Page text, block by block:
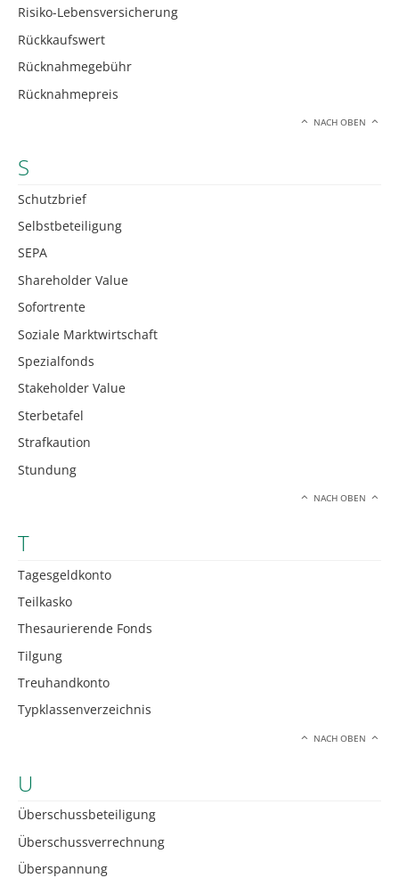
Risiko-Lebensversicherung
Rückkaufswert
Rücknahmegebühr
Rücknahmepreis
NACH OBEN
S
Schutzbrief
Selbstbeteiligung
SEPA
Shareholder Value
Sofortrente
Soziale Marktwirtschaft
Spezialfonds
Stakeholder Value
Sterbetafel
Strafkaution
Stundung
NACH OBEN
T
Tagesgeldkonto
Teilkasko
Thesaurierende Fonds
Tilgung
Treuhandkonto
Typklassenverzeichnis
NACH OBEN
U
Überschussbeteiligung
Überschussverrechnung
Überspannung